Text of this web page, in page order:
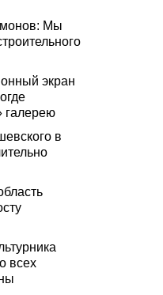
Мы
экран
галерею
в
всех